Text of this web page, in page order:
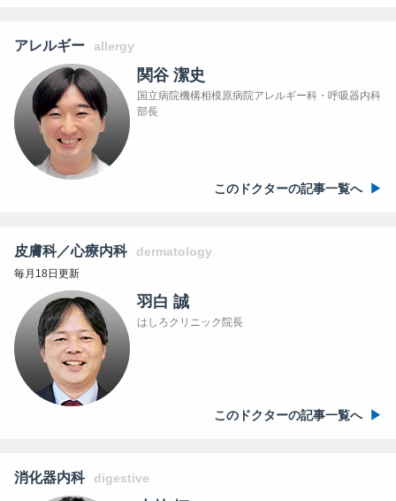
アレルギー allergy
関谷 潔史
国立病院機構相模原病院アレルギー科・呼吸器内科
部長
このドクターの記事一覧へ
皮膚科／心療内科 dermatology
毎月18日更新
羽白 誠
はしろクリニック院長
このドクターの記事一覧へ
消化器内科 digestive